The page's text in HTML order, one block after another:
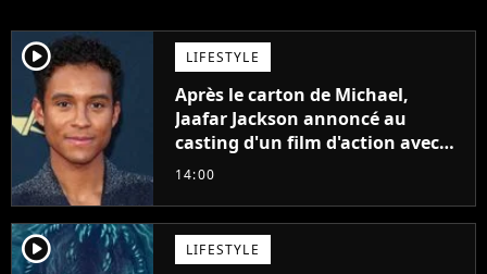
player2 LIFESTYLE
Après le carton de Michael,
Jaafar Jackson annoncé au
casting d'un film d'action avec
Will Smith
14:00
player2 LIFESTYLE